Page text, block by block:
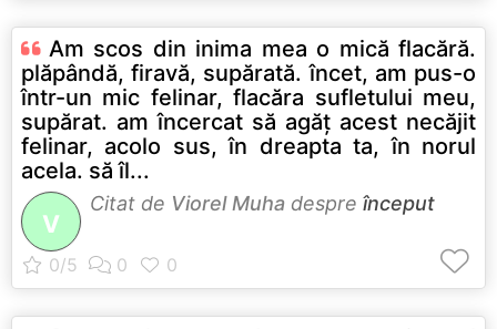
Am scos din inima mea o mică flacără.
plăpândă, firavă, supărată. încet, am pus-o
într-un mic felinar, flacăra sufletului meu,
supărat. am încercat să agăţ acest necăjit
felinar, acolo sus, în dreapta ta, în norul
acela. să îl...
V
Citat de Viorel Muha despre început